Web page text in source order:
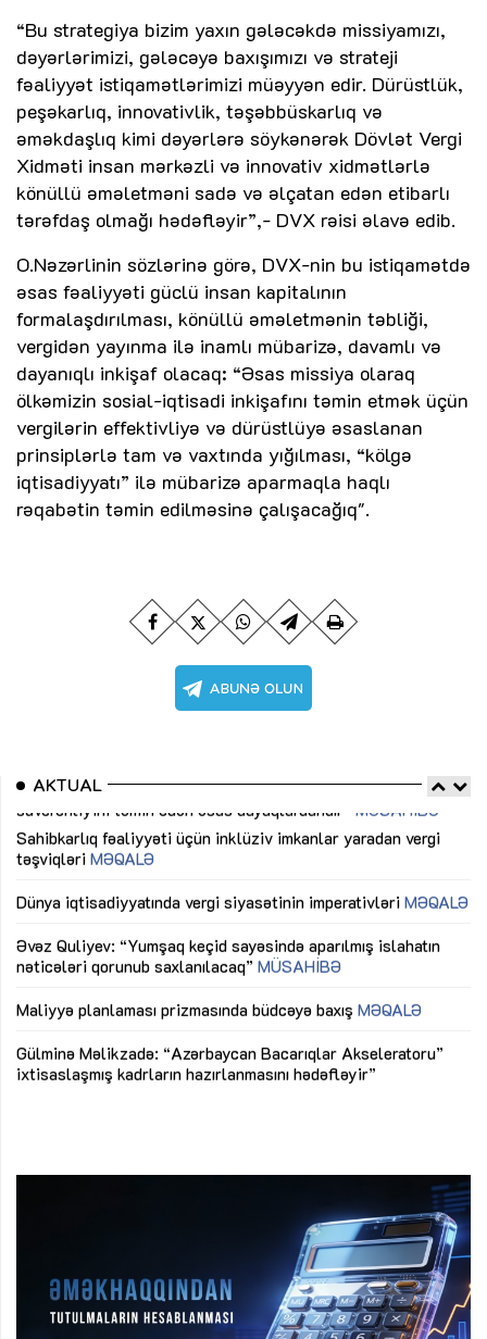
“Bu strategiya bizim yaxın gələcəkdə missiyamızı,
dəyərlərimizi, gələcəyə baxışımızı və strateji
fəaliyyət istiqamətlərimizi müəyyən edir. Dürüstlük,
peşəkarlıq, innovativlik, təşəbbüskarlıq və
əməkdaşlıq kimi dəyərlərə söykənərək Dövlət Vergi
Xidməti insan mərkəzli və innovativ xidmətlərlə
könüllü əməletməni sadə və əlçatan edən etibarlı
tərəfdaş olmağı hədəfləyir”,- DVX rəisi əlavə edib.
O.Nəzərlinin sözlərinə görə, DVX-nin bu istiqamətdə
əsas fəaliyyəti güclü insan kapitalının
formalaşdırılması, könüllü əməletmənin təbliği,
vergidən yayınma ilə inamlı mübarizə, davamlı və
dayanıqlı inkişaf olacaq: “Əsas missiya olaraq
ölkəmizin sosial-iqtisadi inkişafını təmin etmək üçün
vergilərin effektivliyə və dürüstlüyə əsaslanan
prinsiplərlə tam və vaxtında yığılması, “kölgə
iqtisadiyyatı” ilə mübarizə aparmaqla haqlı
rəqabətin təmin edilməsinə çalışacağıq".
AKTUAL
Sahibkarlıq fəaliyyəti üçün inklüziv imkanlar yaradan vergi
təşviqləriMƏQALƏ
nəticələri qorunub saxlanılacaq”MÜSAHİBƏ
ixtisaslaşmış kadrların hazırlanmasını hədəfləyir”